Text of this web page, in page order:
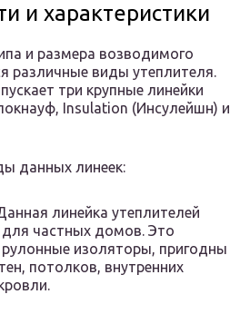
и характеристики
и размера возводимого
различные виды утеплителя.
три крупные линейки
Insulation (Инсулейшн) и
данных линеек:
линейка утеплителей
для частных домов. Это
рулонные изоляторы, пригодны
потолков, внутренних